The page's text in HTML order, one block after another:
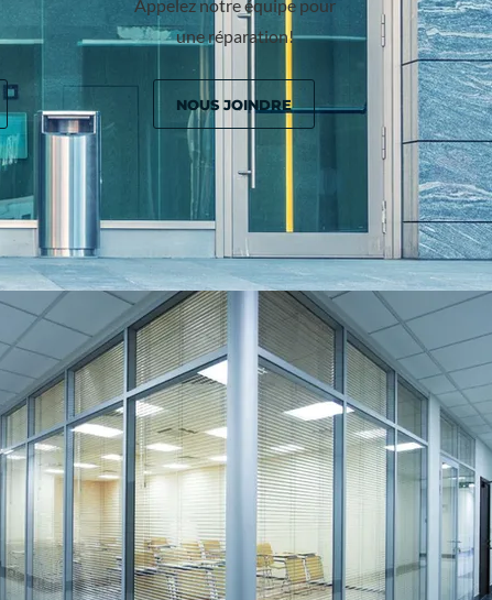
Appelez notre équipe pour
une réparation!
NOUS JOINDRE